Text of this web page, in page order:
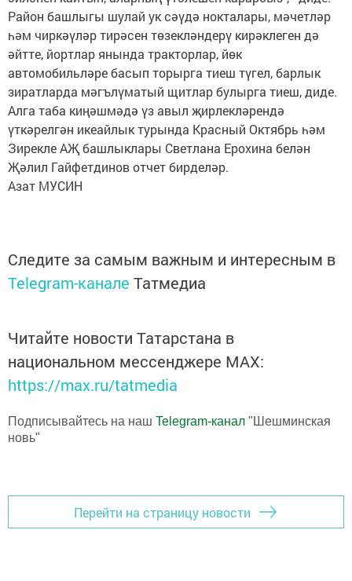
Район башлыгы шулай ук сәүдә нокталары, мәчетләр
һәм чиркәүләр тирәсен төзекләндерү кирәклеген дә
әйтте, йортлар янында тракторлар, йөк
автомобильләре басып торырга тиеш түгел, барлык
зиратларда мәгълүматый щитлар булырга тиеш, диде.
Алга таба киңәшмәдә үз авыл җирлекләрендә
үткәрелгән икеайлык турында Красный Октябрь һәм
Зирекле АҖ башлыклары Светлана Ерохина белән
Җәлил Гайфетдинов отчет бирделәр.
Азат МУСИН
Следите за самым важным и интересным в
Telegram-канале Татмедиа
Читайте новости Татарстана в
национальном мессенджере MАХ:
https://max.ru/tatmedia
Подписывайтесь на наш Telegram-канал "Шешминская
новь"
Перейти на страницу новости